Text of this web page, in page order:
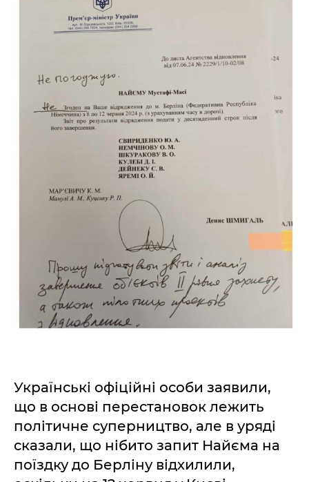
Українські офіційні особи заявили,
що в основі перестановок лежить
політичне суперництво, але в уряді
сказали, що нібито запит Найєма на
поїздку до Берліну відхилили,